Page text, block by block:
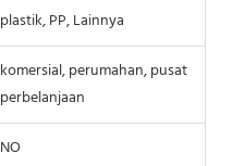
plastik, PP, Lainnya
komersial, perumahan, pusat
perbelanjaan
NO